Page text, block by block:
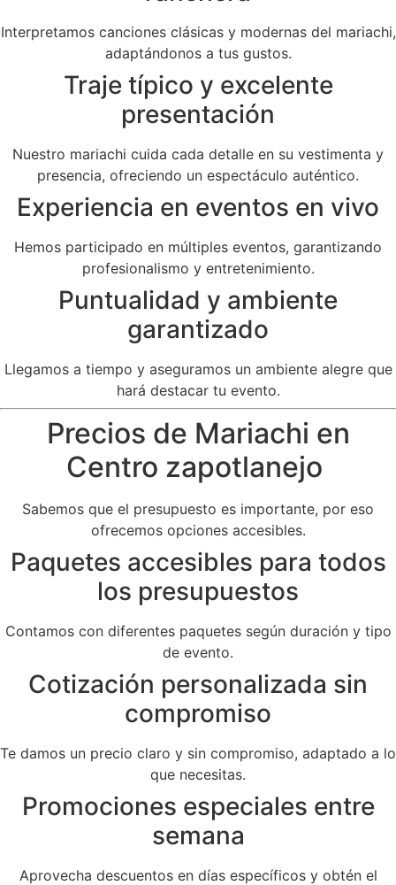
Interpretamos canciones clásicas y modernas del mariachi,
adaptándonos a tus gustos.
Traje típico y excelente
presentación
Nuestro mariachi cuida cada detalle en su vestimenta y
presencia, ofreciendo un espectáculo auténtico.
Experiencia en eventos en vivo
Hemos participado en múltiples eventos, garantizando
profesionalismo y entretenimiento.
Puntualidad y ambiente
garantizado
Llegamos a tiempo y aseguramos un ambiente alegre que
hará destacar tu evento.
Precios de Mariachi en
Centro zapotlanejo
Sabemos que el presupuesto es importante, por eso
ofrecemos opciones accesibles.
Paquetes accesibles para todos
los presupuestos
Contamos con diferentes paquetes según duración y tipo
de evento.
Cotización personalizada sin
compromiso
Te damos un precio claro y sin compromiso, adaptado a lo
que necesitas.
Promociones especiales entre
semana
Aprovecha descuentos en días específicos y obtén el